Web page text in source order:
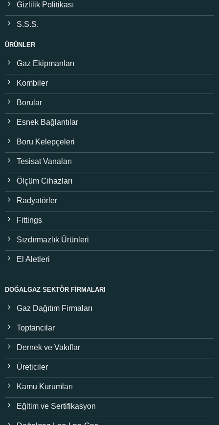
Gizlilik Politikası
S.S.S.
ÜRÜNLER
Gaz Ekipmanları
Kombiler
Borular
Esnek Bağlantılar
Boru Kelepçeleri
Tesisat Vanaları
Ölçüm Cihazları
Radyatörler
Fittings
Sızdırmazlık Ürünleri
El Aletleri
DOĞALGAZ SEKTÖR FIRMALARI
Gaz Dağıtım Firmaları
Toptancılar
Dernek ve Vakıflar
Üreticiler
Kamu Kurumları
Eğitim ve Sertifikasyon